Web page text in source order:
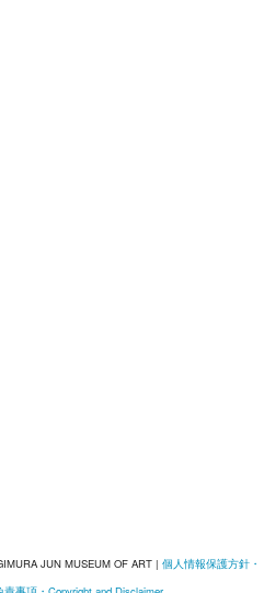
JUN MUSEUM OF ART | 個人情報保護方針・